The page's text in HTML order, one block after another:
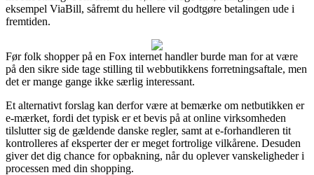
eksempel ViaBill, såfremt du hellere vil godtgøre betalingen ude i
fremtiden.
Før folk shopper på en Fox internet handler burde man for at være
på den sikre side tage stilling til webbutikkens forretningsaftale, men
det er mange gange ikke særlig interessant.
Et alternativt forslag kan derfor være at bemærke om netbutikken er
e-mærket, fordi det typisk er et bevis på at online virksomheden
tilslutter sig de gældende danske regler, samt at e-forhandleren tit
kontrolleres af eksperter der er meget fortrolige vilkårene. Desuden
giver det dig chance for opbakning, når du oplever vanskeligheder i
processen med din shopping.